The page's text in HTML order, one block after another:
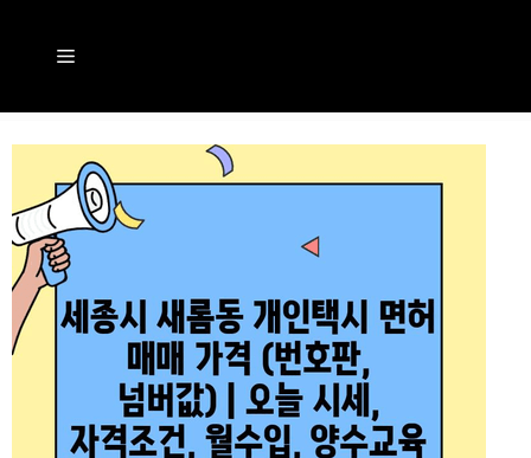
로
너
뛰
기
메
뉴